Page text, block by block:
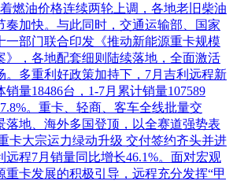
燃油价格连续两轮上调，各地老旧柴油
奏加快。与此同时，交通运输部、国家
一部门联合印发《推动新能源重卡规模
》，各地配套细则陆续落地，全面激活
。多重利好政策加持下，7月吉利远程新
量18486台，1-7月累计销量107589
。重卡、轻商、客车全线批量交
落地、海外多国登顶，以全赛道强势表
卡大宗运力绿动升级 交付签约齐头并进
远程7月销量同比增长46.1%。面对宏观
重卡发展的积极引导，远程充分发挥“甲